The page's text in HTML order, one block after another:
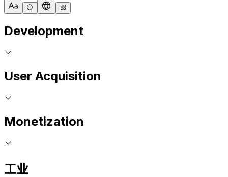
Development
User Acquisition
Monetization
工业